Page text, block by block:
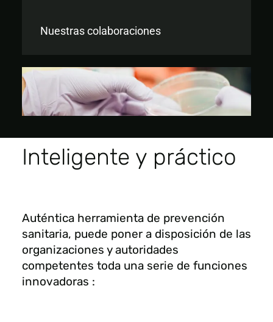
Nuestras colaboraciones
Inteligente y práctico
Auténtica herramienta de prevención
sanitaria, puede poner a disposición de las
organizaciones y autoridades
competentes toda una serie de funciones
innovadoras :